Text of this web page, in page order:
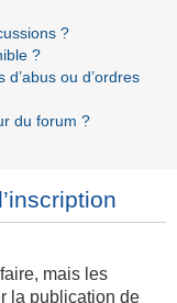
?
?
ou d’ordres
du forum ?
mais les
la publication de